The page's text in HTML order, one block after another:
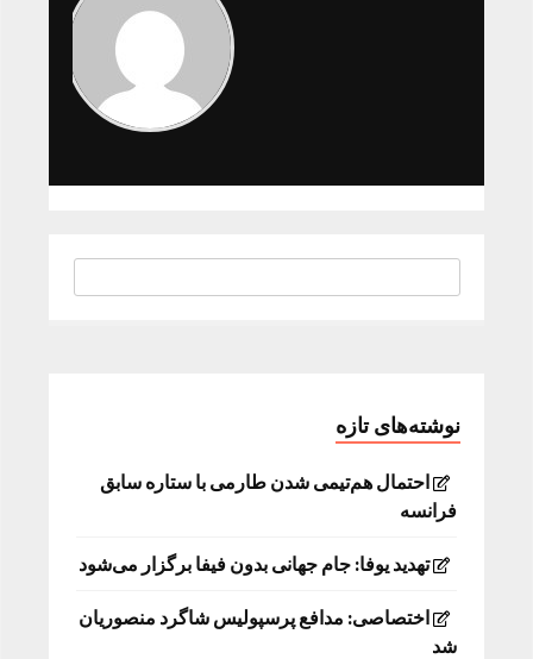
نوشته‌های تازه
احتمال هم‌تیمی شدن طارمی با ستاره سابق
فرانسه
تهدید یوفا: جام جهانی بدون فیفا برگزار می‌شود
اختصاصی: مدافع پرسپولیس شاگرد منصوریان
شد